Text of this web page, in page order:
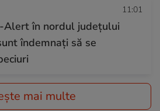
11:01
Alert în nordul județului
îndemnați să se
mai multe